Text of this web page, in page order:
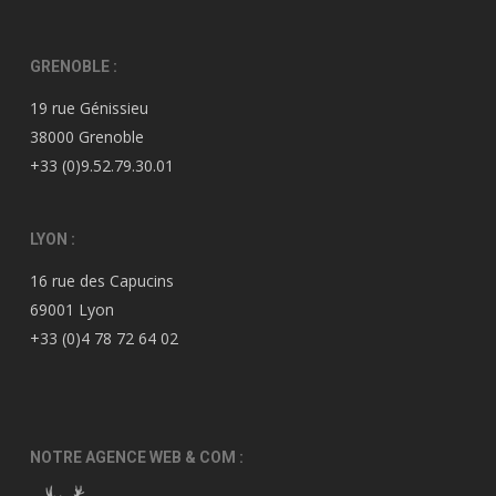
GRENOBLE :
19 rue Génissieu
38000 Grenoble
+33 (0)9.52.79.30.01
LYON :
16 rue des Capucins
69001 Lyon
+33 (0)4 78 72 64 02
NOTRE AGENCE WEB & COM :